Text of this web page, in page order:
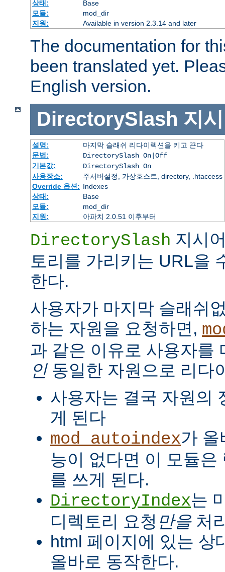
상태:
Base
모듈:
mod_dir
지원:
Available in version 2.3.14 and later
The documentation for
been translated yet.
English version.
DirectorySlash 지
설명:
마지막 슬래쉬 리다이렉션을 키고 끈다
문법:
DirectorySlash On|Off
기본값:
DirectorySlash On
사용장소:
주서버설정, 가상호스트, directory, .htaccess
Override 옵션: Indexes
상태:
Base
모듈:
mod_dir
지원:
아파치 2.0.51 이후부터
DirectorySlash 지시
토리를 가리키는 URL을
한다.
사용자가 마지막 슬래쉬
하는 자원을 요청하면,
과 같은 이유로 사용자를
인동일한 자원으로 리다
사용자는 결국 자원의
게 된다
mod_autoindex가 올
능이 없다면 이 모듈은
를 쓰게 된다.
DirectoryIndex는
디렉토리 요청 만을처
html 페이지에 있는 상
올바로 동작한다.